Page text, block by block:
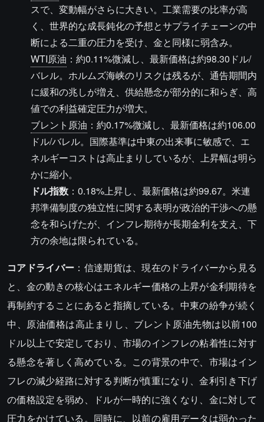
スで、変動幅がさらに大きい。工業需要の比率が高
く、世界的な成長鈍化の予想とサプライチェーンの中
断による二重の圧力を受け、金と同様に弱含み。
WTI原油 ：約0.11%微減し、最新価格は約98.30ドル/
バレル。ホルムズ海峡のリスクは残るが、通告期間内
に緩和の兆しが増え、供給懸念が部分的に和らぎ、高
値での利益確定圧力が増大。
ブレント原油 ：約0.17%微減し、最新価格は約106.00
ドル/バレル。国際基準は中東の出来事に敏感で、エ
ネルギーコストは高止まりしているが、上昇幅は明ら
かに縮小。
ドル指数 ：0.18%上昇し、最新価格は約99.67。米連
邦準備制度の独立性に関する表明が政治的干渉への懸
念を和らげたが、インフレ期待が長期金利を支え、下
方の余地は限られている。
コアドライバー ：信達期貨は、現在のドライバーから見る
と、金の動きの核心はエネルギー価格の上昇が金利期待を
再制約することにあると指摘している。中東の紛争が続く
中、原油価格は高止まりし、ブレント原油先物は以前100
ドル以上で安定しており、市場のインフレの粘着性に対す
る懸念を著しく高めている。この背景の中で、市場はイン
フレの減少経路に対する判断が慎重になり、金利引き下げ
の価格設定を弱め、ドルが一時的に強くなり、金に対して
圧力をかけている。同時に、以前の雇用データは弱かった